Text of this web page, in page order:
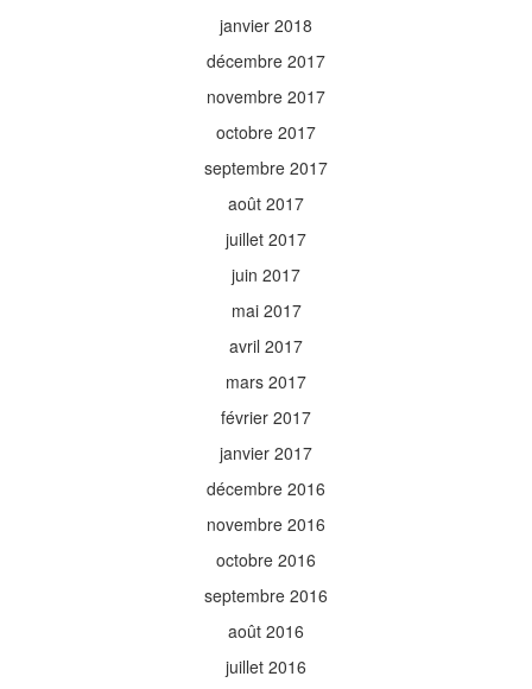
janvier 2018
décembre 2017
novembre 2017
octobre 2017
septembre 2017
août 2017
juillet 2017
juin 2017
mai 2017
avril 2017
mars 2017
février 2017
janvier 2017
décembre 2016
novembre 2016
octobre 2016
septembre 2016
août 2016
juillet 2016